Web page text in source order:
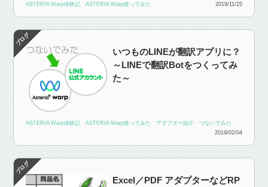
ASTERIA Warp体験記 ASTERIA Warp使ってみた 2019/11/25
いつものLINEが翻訳アプリに？
～LINEで翻訳Botをつくってみ
た～
ASTERIA Warp体験記 ASTERIA Warp使ってみた アダプター紹介
つないでみた
2019/02/04
Excel／PDF アダプターなどRP